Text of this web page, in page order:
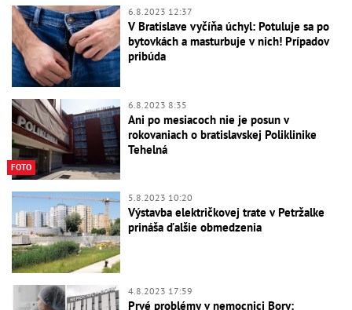
6.8.2023 12:37
V Bratislave vyčíňa úchyl: Potuluje sa po
bytovkách a masturbuje v nich! Prípadov
pribúda
FOTO
6.8.2023 8:35
Ani po mesiacoch nie je posun v
rokovaniach o bratislavskej Poliklinike
Tehelná
5.8.2023 10:20
Výstavba električkovej trate v Petržalke
prináša ďalšie obmedzenia
4.8.2023 17:59
Prvé problémy v nemocnici Bory: